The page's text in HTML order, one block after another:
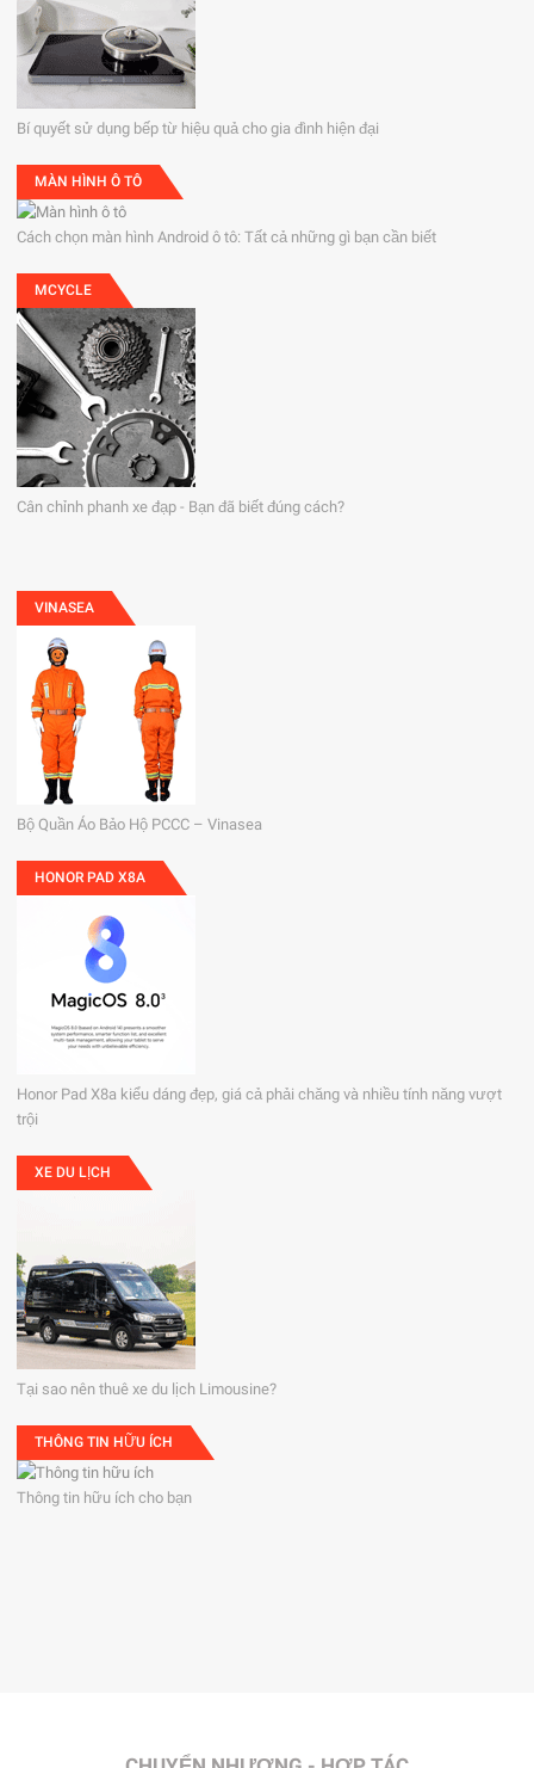
Bí quyết sử dụng bếp từ hiệu quả cho gia đình hiện đại
MÀN HÌNH Ô TÔ
Cách chọn màn hình Android ô tô: Tất cả những gì bạn cần biết
MCYCLE
Cân chỉnh phanh xe đạp - Bạn đã biết đúng cách?
VINASEA
Bộ Quần Áo Bảo Hộ PCCC – Vinasea
HONOR PAD X8A
Honor Pad X8a kiểu dáng đẹp, giá cả phải chăng và nhiều tính năng vượt
trội
XE DU LỊCH
Tại sao nên thuê xe du lịch Limousine?
THÔNG TIN HỮU ÍCH
Thông tin hữu ích cho bạn